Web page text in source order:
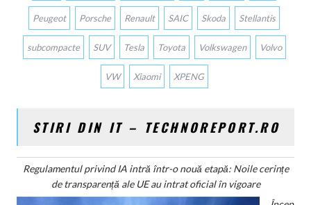
Peugeot Porsche Renault SAIC Skoda Stellantis
subcompacte SUV Tesla Toyota Volkswagen Volvo
VW Xiaomi XPENG
STIRI DIN IT – TECHNOREPORT.RO
Regulamentul privind IA intră într-o nouă etapă: Noile cerințe
de transparență ale UE au intrat oficial în vigoare